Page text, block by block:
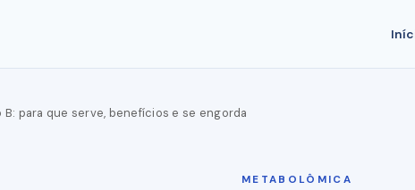
B: para que serve, benefícios e se engorda
METABOLÔMICA